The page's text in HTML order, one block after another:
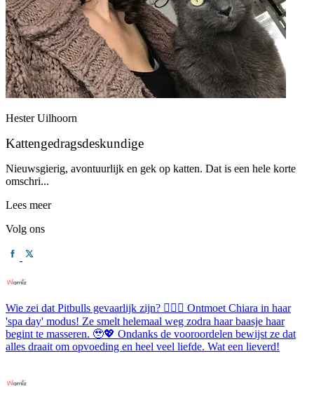
Hester Uilhoorn
Kattengedragsdeskundige
Nieuwsgierig, avontuurlijk en gek op katten. Dat is een hele korte
omschri...
Lees meer
Volg ons
Wie zei dat Pitbulls gevaarlijk zijn? 💆‍♀️✨ Ontmoet Chiara in haar
'spa day' modus! Ze smelt helemaal weg zodra haar baasje haar
begint te masseren. 🥹💖 Ondanks de vooroordelen bewijst ze dat
alles draait om opvoeding en heel veel liefde. Wat een lieverd!